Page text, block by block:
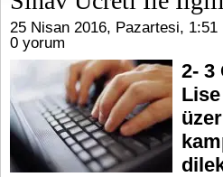
25 Nisan 2016, Pazartesi, 1:51
0 yorum
2- 3